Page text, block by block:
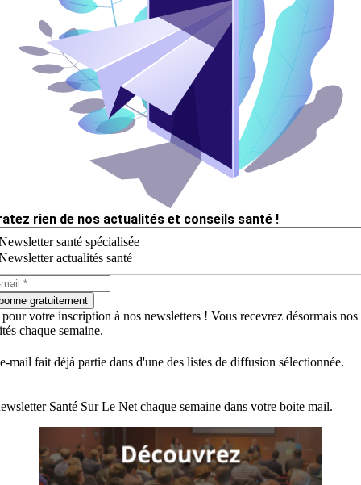
rien de nos actualités et conseils santé !
santé spécialisée
actualités santé
gratuitement
votre inscription à nos newsletters ! Vous recevrez désormais nos
chaque semaine.
mail fait déjà partie dans d'une des listes de diffusion sélectionnée.
Santé Sur Le Net chaque semaine dans votre boite mail.